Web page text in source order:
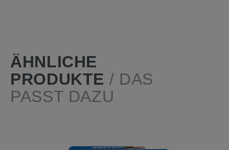
ÄHNLICHE
PRODUKTE / DAS
PASST DAZU